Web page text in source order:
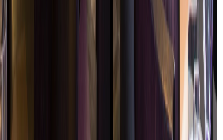
e accessibile